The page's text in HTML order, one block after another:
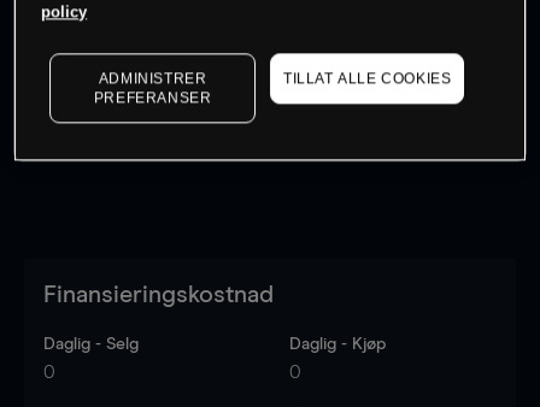
Kursene er veiledende. to see latest market data
Finansieringskostnad
Daglig - Selg
0
Daglig - Kjøp
0
policy
ADMINISTRER
PREFERANSER
TILLAT ALLE COOKIES